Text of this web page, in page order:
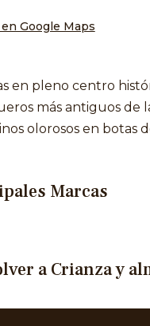
Google Maps
en pleno centro
más antiguos de
olorosos en botas
Marcas
a Crianza y